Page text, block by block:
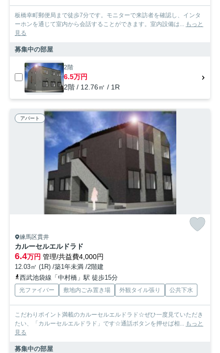
板橋幸町郵便局まで徒歩7分です。モニターで来訪者を確認し、インタ
ーホンを通じて室内から会話することができます。室内設備は... もっと
見る
募集中の部屋
2階
6.5万円
2階 / 12.76㎡ / 1R
アパート
練馬区貫井
カルーセルエルドラド
6.4万円 管理/共益費4,000円
12.03㎡ (1R) /築1年未満 /2階建
西武池袋線「中村橋」駅 徒歩15分
光ファイバー 敷地内ごみ置き場 外観タイル張り 公共下水
こだわりポイント満載のカルーセルエルドラド☆ぜひ一度見ていただき
たい、「カルーセルエルドラド」です☆通話ボタンを押せば相... もっと
見る
募集中の部屋